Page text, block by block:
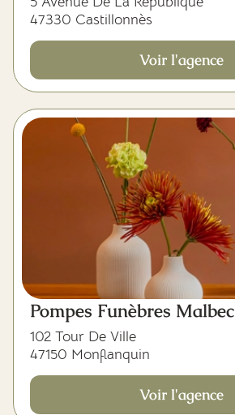
47330 Castillonnès
Voir l'agence
Pompes Funèbres Malbec
102 Tour De Ville
47150 Monflanquin
Voir l'agence